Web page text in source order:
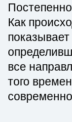
Как
все
того